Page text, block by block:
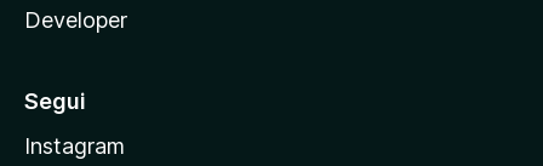
Developer
Segui
Instagram